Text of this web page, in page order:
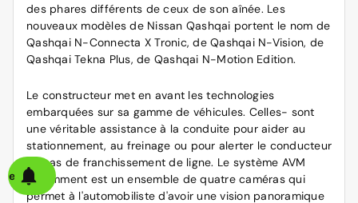
des phares différents de ceux de son aînée. Les
nouveaux modèles de Nissan Qashqai portent le nom de
Qashqai N-Connecta X Tronic, de Qashqai N-Vision, de
Qashqai Tekna Plus, de Qashqai N-Motion Edition.
Le constructeur met en avant les technologies
embarquées sur sa gamme de véhicules. Celles- sont
une véritable assistance à la conduite pour aider au
stationnement, au freinage ou pour alerter le conducteur
en cas de franchissement de ligne. Le système AVM
notamment est un ensemble de quatre caméras qui
permet à l'automobiliste d'avoir une vision panoramique